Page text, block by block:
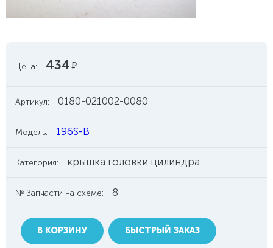
Цена: 434руб.
Артикул: 0180-021002-0080
Модель: 196S-B
Категория: крышка головки цилиндра
№ Запчасти на схеме: 8
В КОРЗИНУ БЫСТРЫЙ ЗАКАЗ